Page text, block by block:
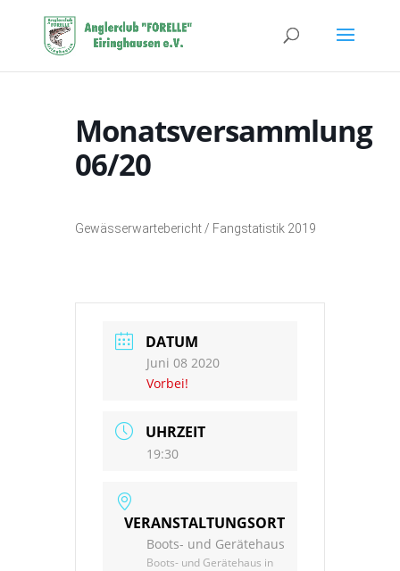
Monatsversammlung
06/20
Gewässerwartebericht / Fangstatistik 2019
DATUM
Juni 08 2020
Vorbei!
UHRZEIT
19:30
VERANSTALTUNGSORT
Boots- und Gerätehaus
Boots- und Gerätehaus in